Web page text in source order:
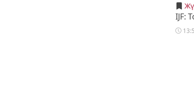
IJF: